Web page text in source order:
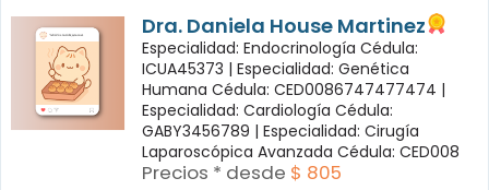
Dra. Daniela House Martinez
Especialidad: Endocrinología Cédula:
ICUA45373 | Especialidad: Genética
Humana Cédula: CED0086747477474 |
Especialidad: Cardiología Cédula:
GABY3456789 | Especialidad: Cirugía
Laparoscópica Avanzada Cédula: CED008
Precios * desde $ 805